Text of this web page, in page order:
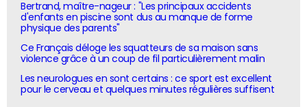
Bertrand, maître-nageur : "Les principaux accidents
d'enfants en piscine sont dus au manque de forme
physique des parents"
Ce Français déloge les squatteurs de sa maison sans
violence grâce à un coup de fil particulièrement malin
Les neurologues en sont certains : ce sport est excellent
pour le cerveau et quelques minutes régulières suffisent